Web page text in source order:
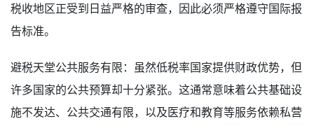
税收地区正受到日益严格的审查，因此必须严格遵守国际报
告标准。
避税天堂公共服务有限：虽然低税率国家提供财政优势，但
许多国家的公共预算却十分紧张。这通常意味着公共基础设
施不发达、公共交通有限，以及医疗和教育等服务依赖私营